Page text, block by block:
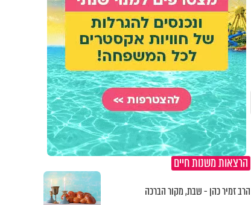
הרצאות משנות חיים
הרב זמיר כהן - שבת, מקור הברכה